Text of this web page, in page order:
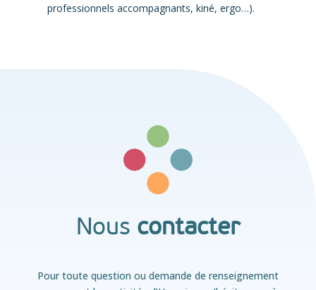
professionnels accompagnants, kiné, ergo…).
Nous contacter
Pour toute question ou demande de renseignement